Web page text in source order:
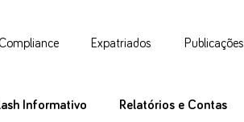
Compliance Expatriados Publicações
Informativo Relatórios e Contas